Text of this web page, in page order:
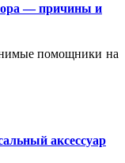
— причины и
помощники на
аксессуар